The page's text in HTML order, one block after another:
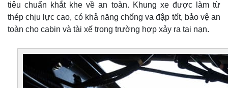
tiêu chuẩn khắt khe về an toàn. Khung xe được làm từ
thép chịu lực cao, có khả năng chống va đập tốt, bảo vệ an
toàn cho cabin và tài xế trong trường hợp xảy ra tai nạn.